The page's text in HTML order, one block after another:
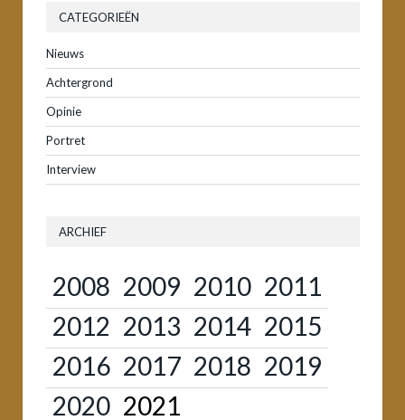
CATEGORIEËN
Nieuws
Achtergrond
Opinie
Portret
Interview
ARCHIEF
2008 2009 2010 2011
2012 2013 2014 2015
2016 2017 2018 2019
2020 2021